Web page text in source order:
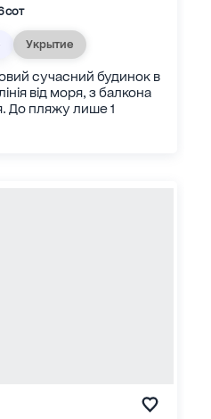
сот
Укрытие
сучасний будинок в
від моря, з балкона
До пляжу лише 1